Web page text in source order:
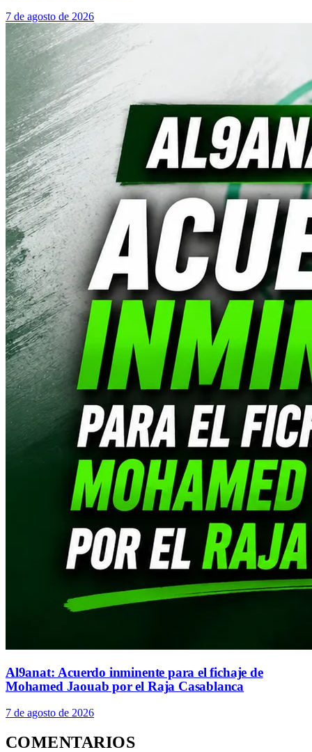
7 de agosto de 2026
Al9anat: Acuerdo inminente para el fichaje de
Mohamed Jaouab por el Raja Casablanca
7 de agosto de 2026
COMENTARIOS